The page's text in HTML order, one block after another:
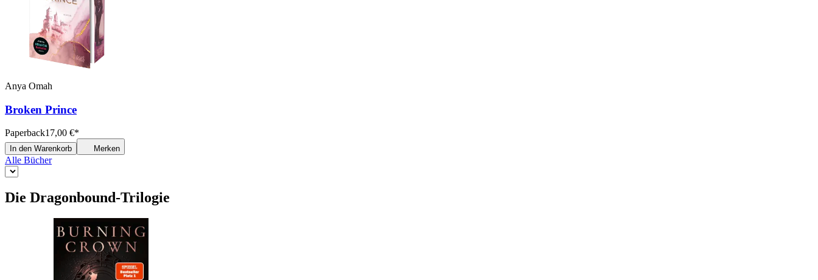
Anya Omah
Broken Prince
Paperback17,00 €*
In den Warenkorb Merken
Alle Bücher
Die Dragonbound-Trilogie